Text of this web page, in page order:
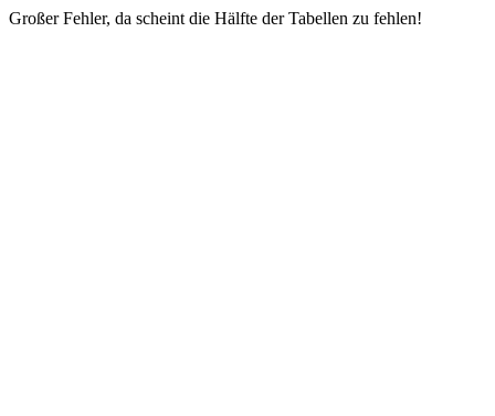
Großer Fehler, da scheint die Hälfte der Tabellen zu fehlen!